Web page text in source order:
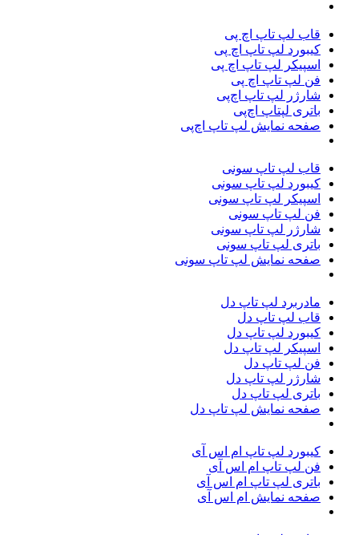
قاب لپ تاپ اچ پی
کیبورد لپ تاپ اچ پی
اسپیکر لپ تاپ اچ پی
فن لپ تاپ اچ پی
شارژر لپ تاپ اچ‌پی
باتری لپتاپ اچ‌پی
صفحه نمایش لپ تاپ اچ‌پی
قاب لپ تاپ سونی
کیبورد لپ تاپ سونی
اسپیکر لپ تاپ سونی
فن لپ تاپ سونی
شارژر لپ تاپ سونی
باتری لپ تاپ سونی
صفحه نمایش لپ تاپ سونی
مادربرد لپ تاپ دل
قاب لپ تاپ دل
کیبورد لپ تاپ دل
اسپیکر لپ تاپ دل
فن لپ تاپ دل
شارژر لپ تاپ دل
باتری لپ تاپ دل
صفحه نمایش لپ تاپ دل
کیبورد لپ تاپ ام اس آی
فن لپ تاپ ام اس آی
باتری لپ تاپ ام‌ اس‌ آی
صفحه نمایش ام اس آی